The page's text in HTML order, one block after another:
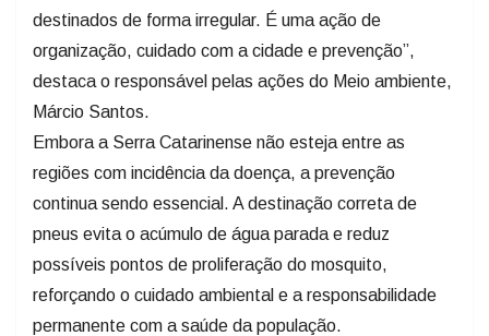
destinados de forma irregular. É uma ação de
organização, cuidado com a cidade e prevenção”,
destaca o responsável pelas ações do Meio ambiente,
Márcio Santos.
Embora a Serra Catarinense não esteja entre as
regiões com incidência da doença, a prevenção
continua sendo essencial. A destinação correta de
pneus evita o acúmulo de água parada e reduz
possíveis pontos de proliferação do mosquito,
reforçando o cuidado ambiental e a responsabilidade
permanente com a saúde da população.